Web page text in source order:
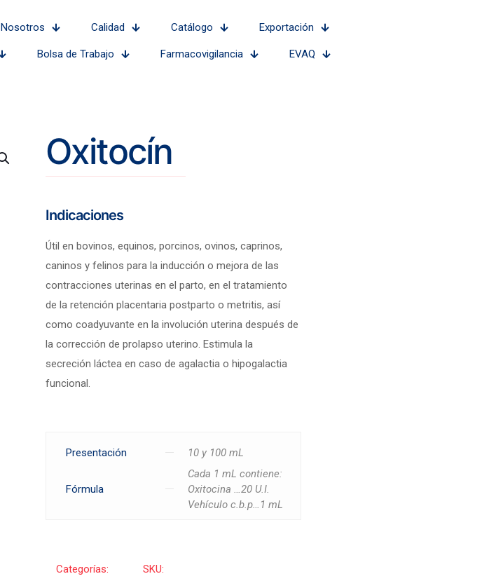
Nosotros Calidad Catálogo Exportación
Bolsa de Trabajo Farmacovigilancia EVAQ
Oxitocín
Indicaciones
Útil en bovinos, equinos, porcinos, ovinos, caprinos,
caninos y felinos para la inducción o mejora de las
contracciones uterinas en el parto, en el tratamiento
de la retención placentaria postparto o metritis, así
como coadyuvante en la involución uterina después de
la corrección de prolapso uterino. Estimula la
secreción láctea en caso de agalactia o hipogalactia
funcional.
Presentación 10 y 100 mL
Fórmula
Cada 1 mL contiene:
Oxitocina …20 U.I.
Vehículo c.b.p…1 mL
Categorías:
SKU: